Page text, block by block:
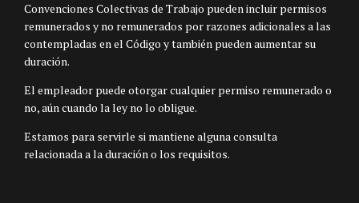
Convenciones Colectivas de Trabajo pueden incluir permisos
remunerados y no remunerados por razones adicionales a las
contempladas en el Código y también pueden aumentar su
duración.
El empleador puede otorgar cualquier permiso remunerado o
no, aún cuando la ley no lo obligue.
Estamos para servirle si mantiene alguna consulta
relacionada a la duración o los requisitos.